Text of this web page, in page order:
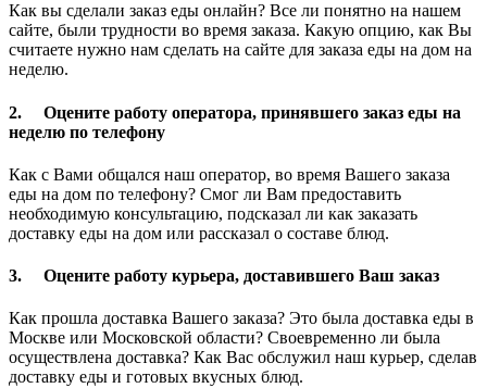
Как вы сделали заказ еды онлайн? Все ли понятно на нашем
сайте, были трудности во время заказа. Какую опцию, как Вы
считаете нужно нам сделать на сайте для заказа еды на дом на
неделю.
2.
Оцените работу оператора, принявшего заказ еды на
неделю по телефону
Как с Вами общался наш оператор, во время Вашего заказа
еды на дом по телефону? Смог ли Вам предоставить
необходимую консультацию, подсказал ли как заказать
доставку еды на дом или рассказал о составе блюд.
3. Оцените работу курьера, доставившего Ваш заказ
Как прошла доставка Вашего заказа? Это была доставка еды в
Москве или Московской области? Своевременно ли была
осуществлена доставка? Как Вас обслужил наш курьер, сделав
доставку еды и готовых вкусных блюд.